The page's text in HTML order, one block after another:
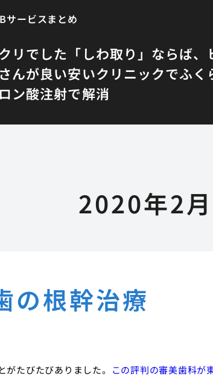
サービスまとめ
リでした 「しわ取り」ならば
んが良い安いクリニックでふ
ン酸注射で解消
2020年2月
の根幹治療
たびたびありました。 この評判の審美歯科が